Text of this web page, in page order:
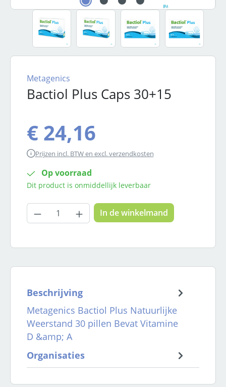
Bactiol Plus Caps 30+15
Metagenics
€ 24,16
Prijzen incl. BTW en excl. verzendkosten
Op voorraad
Dit product is onmiddellijk leverbaar
Producthoeveelheid: Voer de
In de winkelmand
Beschrijving
Metagenics Bactiol Plus Natuurlijke
Weerstand 30 pillen Bevat Vitamine
D &amp; A
Organisaties